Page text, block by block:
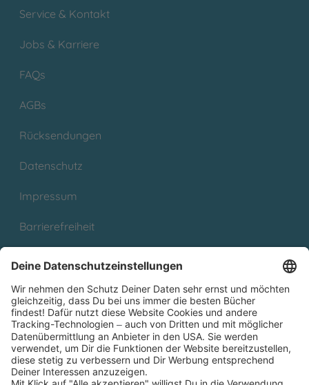
Service & Kontakt
Jobs & Karriere
FAQs
AGBs
Rücksendungen
Datenschutz
Impressum
Barrierefreiheit
Partnerprogramm (Affiliate)
Folge uns auf